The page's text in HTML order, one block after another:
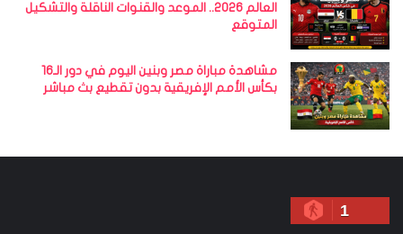
العالم 2026.. الموعد والقنوات الناقلة والتشكيل
المتوقع
مشاهدة مباراة مصر وبنين اليوم في دور الـ16
بكأس الأمم الإفريقية بدون تقطيع بث مباشر
1